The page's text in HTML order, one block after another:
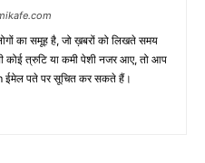
का समूह है, जो ख़बरों को लिखते समय
कोई त्रुटि या कमी पेशी नजर आए, तो आप
पते पर सूचित कर सकते हैं।